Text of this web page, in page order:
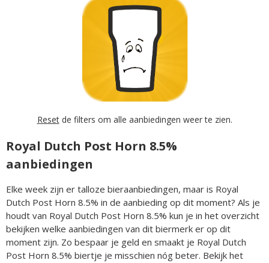
Resetde filters om alle aanbiedingen weer te zien.
Royal Dutch Post Horn 8.5%
aanbiedingen
Elke week zijn er talloze bieraanbiedingen, maar is Royal
Dutch Post Horn 8.5% in de aanbieding op dit moment? Als je
houdt van Royal Dutch Post Horn 8.5% kun je in het overzicht
bekijken welke aanbiedingen van dit biermerk er op dit
moment zijn. Zo bespaar je geld en smaakt je Royal Dutch
Post Horn 8.5% biertje je misschien nóg beter. Bekijk het